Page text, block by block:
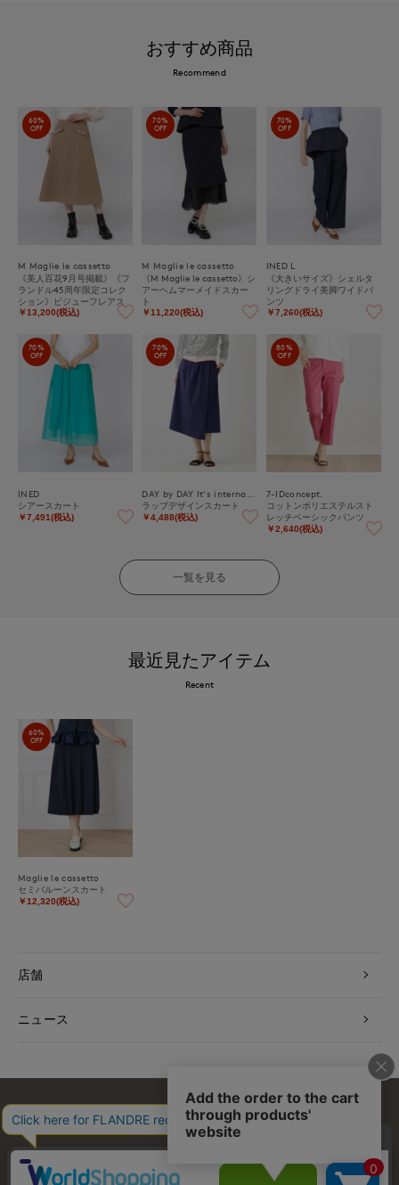
おすすめ商品
Recommend
60%
OFF
M Maglie le cassetto
《美人百花9月号掲載》《フ
ランドル45周年限定コレク
ション》ビジューフレアス
カート《M Maglie le casset
￥13,200(税込)
70%
OFF
M Maglie le cassetto
《M Maglie le cassetto》シ
アーヘムマーメイドスカー
ト
￥11,220(税込)
70%
OFF
INED L
《大きいサイズ》シェルタ
リングドライ美脚ワイドパ
ンツ
￥7,260(税込)
70%
OFF
INED
シアースカート
￥7,491(税込)
70%
OFF
ラップデザインスカート
￥4,488(税込)
80%
OFF
7-IDconcept.
コットンポリエステルスト
レッチベーシックパンツ
￥2,640(税込)
一覧を見る
最近見たアイテム
Recent
60%
OFF
Maglie le cassetto
セミバルーンスカート
￥12,320(税込)
店舗
ニュース
お問い合わせ 利用規約 会社概要 プライバシーポリシー